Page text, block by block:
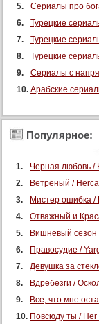
Сериалы про
Турецкие
Турецкие
Турецкие
Сериалы с
Арабские
Популярное:
Черная любовь /
Ветреный /
Мистер ошибка /
Отважный и
Вишневый сезон
Правосудие /
Девушка за
Вдребезги /
Все, что мне
Повсюду ты / Her